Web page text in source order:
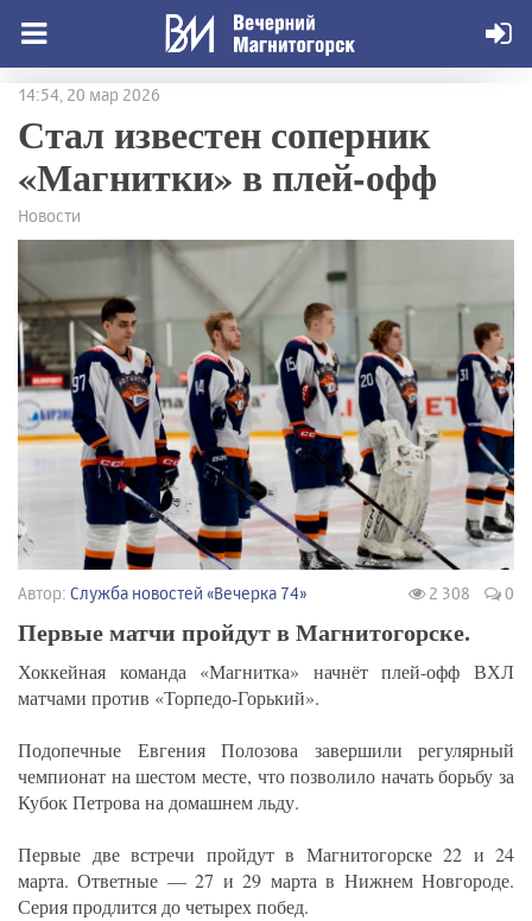
14:54, 20 мар 2026
Стал известен соперник
«Магнитки» в плей-офф
Новости
Автор: Служба новостей «Вечерка 74» 2 308 0
Первые матчи пройдут в Магнитогорске.
Хоккейная команда «Магнитка» начнёт плей-офф ВХЛ
матчами против «Торпедо-Горький».
Подопечные Евгения Полозова завершили регулярный
чемпионат на шестом месте, что позволило начать борьбу за
Кубок Петрова на домашнем льду.
Первые две встречи пройдут в Магнитогорске 22 и 24
марта. Ответные — 27 и 29 марта в Нижнем Новгороде.
Серия продлится до четырех побед.